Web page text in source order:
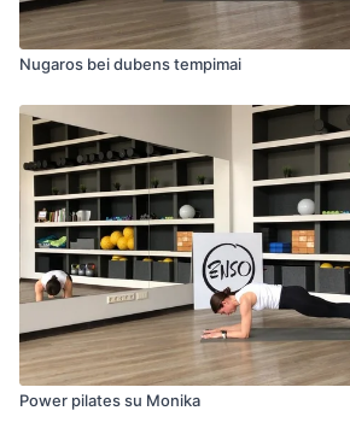
Nugaros bei dubens tempimai
Power pilates su Monika